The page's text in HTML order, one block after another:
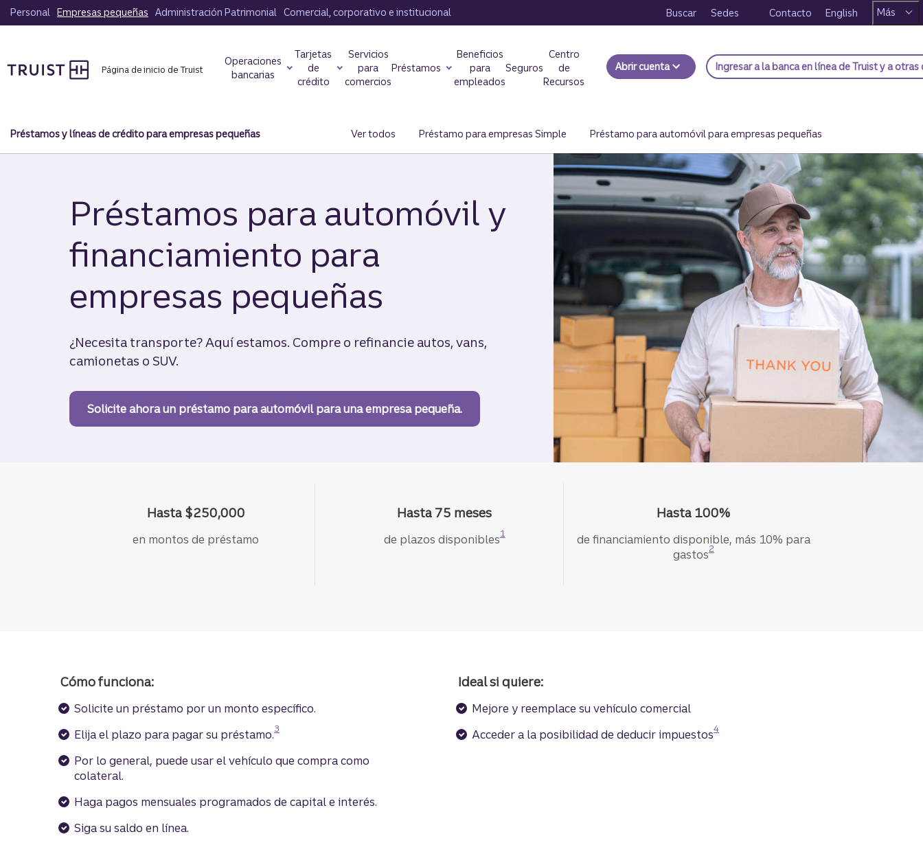
Saltar
al
Personal Empresas pequeñas Administración Patrimonial Comercial, corporativo e institucional Buscar Sedes Contacto English Más
Página de inicio de Truist
Operaciones
bancarias
Tarjetas
de
crédito
Servicios
para
comercios
Préstamos
Beneficios
para
empleados
Seguros
Centro
de
Recursos
Abrir cuenta Ingresara la banca en línea de Truist y a otras
Préstamos y líneas de crédito para empresas pequeñas Ver todos los préstamos para empresas.
Préstamo para empresas Simple Préstamo para automóvil para empresas pequeñas
Préstamos para automóvil y
financiamiento para
empresas pequeñas
¿Necesita transporte? Aquí estamos. Compre o refinancie autos, vans,
camionetas o SUV.
Solicite ahoraun préstamo para automóvil para una empresa pequeña.
Hasta $250,000
en montos de préstamo
Hasta 75 meses
de plazos disponibles1
Hasta 100%
de financiamiento disponible, más 10% para
gastos
Divulgación
2
Cómo funciona:
Solicite un préstamo por un monto específico.
Elija el plazo para pagar su préstamo.3
Por lo general, puede usar el vehículo que compra como
colateral.
Haga pagos mensuales programados de capital e interés.
Siga su saldo en línea.
Ideal si quiere:
Mejore y reemplace su vehículo comercial
Acceder a la posibilidad de deducir impuestos4